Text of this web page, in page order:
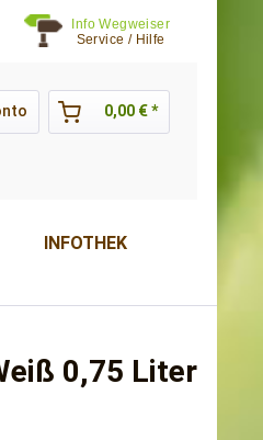
Info Wegweiser
Service / Hilfe
0,00 € *
INFOTHEK
0,75 Liter